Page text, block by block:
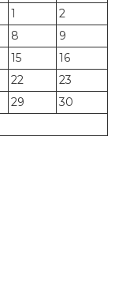
1
2
8
9
15
16
22
23
29
30